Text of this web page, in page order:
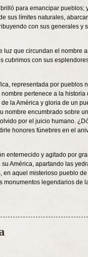
para emancipar pueblos;
sus límites naturales,
con sus generales y
luz que circundan el nombre
cubrimos con sus
representada por pueblos
pertenece a la historia
la América y gloria de un
nombre encumbrado sobre
por el juicio humano.
honores fúnebres en el
enternecido y agitado por
América, apartando las
aquel misterioso pueblo
monumentos legendarios de